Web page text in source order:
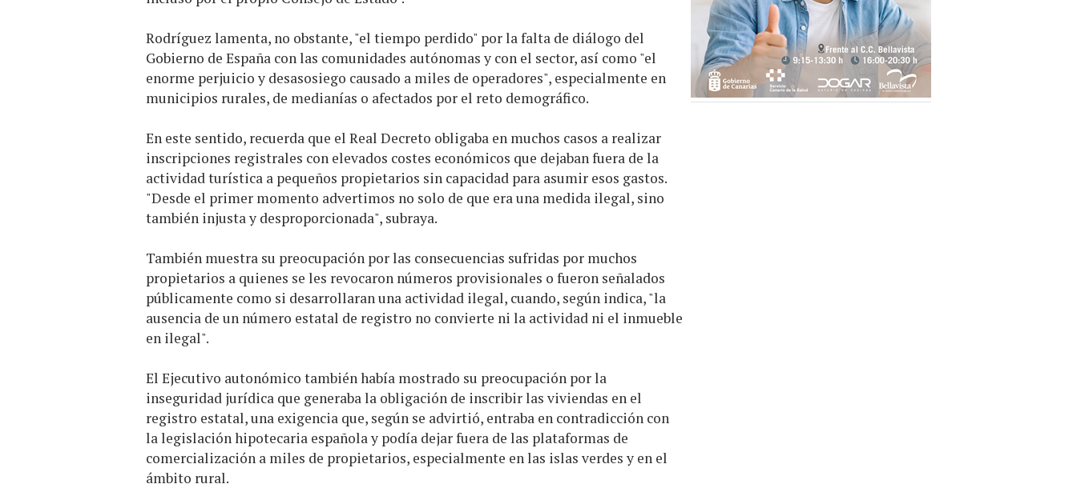
Rodríguez lamenta, no obstante, "el tiempo perdido" por la falta de diálogo del
Gobierno de España con las comunidades autónomas y con el sector, así como "el
enorme perjuicio y desasosiego causado a miles de operadores", especialmente en
municipios rurales, de medianías o afectados por el reto demográfico.
En este sentido, recuerda que el Real Decreto obligaba en muchos casos a realizar
inscripciones registrales con elevados costes económicos que dejaban fuera de la
actividad turística a pequeños propietarios sin capacidad para asumir esos gastos.
"Desde el primer momento advertimos no solo de que era una medida ilegal, sino
también injusta y desproporcionada", subraya.
También muestra su preocupación por las consecuencias sufridas por muchos
propietarios a quienes se les revocaron números provisionales o fueron señalados
públicamente como si desarrollaran una actividad ilegal, cuando, según indica, "la
ausencia de un número estatal de registro no convierte ni la actividad ni el inmueble
en ilegal".
El Ejecutivo autonómico también había mostrado su preocupación por la
inseguridad jurídica que generaba la obligación de inscribir las viviendas en el
registro estatal, una exigencia que, según se advirtió, entraba en contradicción con
la legislación hipotecaria española y podía dejar fuera de las plataformas de
comercialización a miles de propietarios, especialmente en las islas verdes y en el
ámbito rural.